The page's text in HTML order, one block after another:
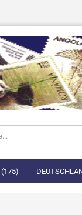
(175)